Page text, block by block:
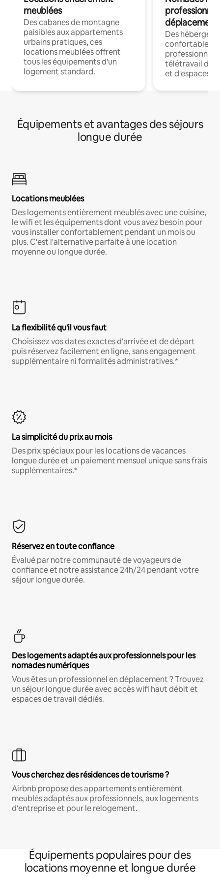
meublées
Des cabanes de montagne
paisibles aux appartements
urbains pratiques, ces
locations meublées offrent
tous les équipements d'un
logement standard.
déplacement
Des
confortables
professionnels
télétravail
et d'espaces
Équipements et avantages des séjours
longue durée
Locations meublées
Des logements entièrement meublés avec une cuisine,
le wifi et les équipements dont vous avez besoin pour
vous installer confortablement pendant un mois ou
plus. C'est l'alternative parfaite à une location
moyenne ou longue durée.
La flexibilité qu'il vous faut
Choisissez vos dates exactes d'arrivée et de départ
puis réservez facilement en ligne, sans engagement
supplémentaire ni formalités administratives.*
La simplicité du prix au mois
Des prix spéciaux pour les locations de vacances
longue durée et un paiement mensuel unique sans frais
supplémentaires.*
Réservez en toute confiance
Évalué par notre communauté de voyageurs de
confiance et notre assistance 24h/24 pendant votre
séjour longue durée.
Des logements adaptés aux professionnels pour les
nomades numériques
Vous êtes un professionnel en déplacement ? Trouvez
un séjour longue durée avec accès wifi haut débit et
espaces de travail dédiés.
Vous cherchez des résidences de tourisme ?
Airbnb propose des appartements entièrement
meublés adaptés aux professionnels, aux logements
d'entreprise et pour le relogement.
Équipements populaires pour des
locations moyenne et longue durée